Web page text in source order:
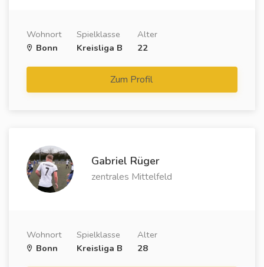
Wohnort
Bonn
Spielklasse
Kreisliga B
Alter
22
Zum Profil
Gabriel Rüger
zentrales Mittelfeld
Wohnort
Bonn
Spielklasse
Kreisliga B
Alter
28